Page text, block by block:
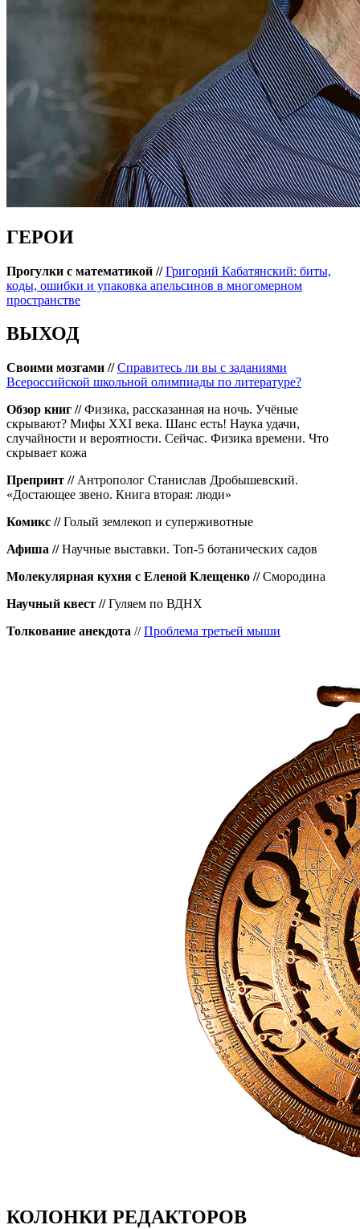
ГЕРОИ
Прогулки с математикой // Григорий Кабатянский: биты,
коды, ошибки и упаковка апельсинов в многомерном
пространстве
ВЫХОД
Своими мозгами //Справитесь ли вы с заданиями
Всероссийской школьной олимпиады по литературе?
Обзор книг //Физика, рассказанная на ночь. Учёные
скрывают? Мифы XXI века. Шанс есть! Наука удачи,
случайности и вероятности. Сейчас. Физика времени. Что
скрывает кожа
Препринт // Антрополог Станислав Дробышевский.
«Достающее звено. Книга вторая: люди»
Комикс //Голый землекоп и суперживотные
Афиша //Научные выставки. Топ‑5 ботанических садов
Молекулярная кухня с Еленой Клещенко //Смородина
Научный квест //Гуляем по ВДНХ
Толкование анекдота //Проблема третьей мыши
КОЛОНКИ РЕДАКТОРОВ